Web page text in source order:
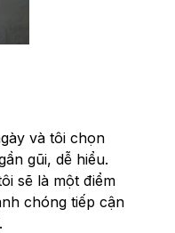
và tôi chọn
gũi, dễ hiểu.
sẽ là một điểm
chóng tiếp cận